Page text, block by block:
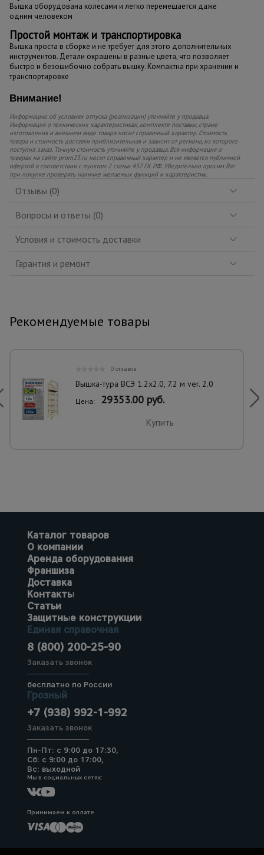
Вышка оборудована колесами и легко перемещается даже
одним человеком
Простой монтаж и транспортировка
Вышка проста в сборке и не требует для этого дополнительных
инструментов. Детали окрашены в разные цвета, что позволяет
быстро и безошибочно собрать вышку. Компактна при хранении и
транспортировке
Внимание!
Информацию об условиях отпуска (реализации) уточняйте у продавца.
Информация о технических характеристиках, комплекте поставки, стране
изготовления и внешнем виде товара носит справочный характер. Стоимость
товара и стоимость доставки приблизительная и зависит от региона, из которого
поступил заказ. Точную стоимость уточняйте у продавца. Вся информация о
товарах на сайте prom23.ru носит справочный характер и не является публичной
офертой в соответствии с пунктом 2 статьи 437 ГК РФ. Убедительно просим Вас
при покупке проверять наличие желаемых функций и характеристик.
Отзывы (0)
Вопросы и ответы (0)
Условия и стоимость доставки
Гарантия и ремонт
Рекомендуемые товары
0 отзывов
Вышка-тура ВСЭ 1.2х2.0, 7.2 м ver. 2.0
Цена: 29353.00 руб.
Купить
Каталог товаров
О компании
Аренда оборудования
Франшиза
Доставка
Контакты
Статьи
Защитные конструкции
Единая справочная
8 (800) 200-25-90
Заказать звонок
бесплатно по России
Грозный
+7 (938) 992-1-992
Заказать звонок
Пн-Пт: с 9:00 до 17:30,
Сб: с 9:00 до 17:00,
Вс: выходной
Мы в социальных сетях:
Принимаем к оплате